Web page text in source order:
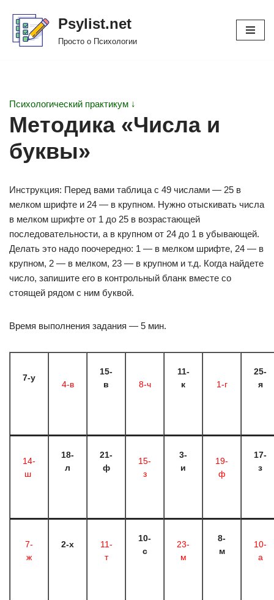
Перейти
Psylist.net
Просто о Психологии
Психологический практикум ↓
Методика «Числа и
буквы»
Инструкция: Перед вами таблица с 49 числами — 25 в
мелком шрифте и 24 — в крупном. Нужно отыскивать числа
в мелком шрифте от 1 до 25 в возрастающей
последовательности, а в крупном от 24 до 1 в убывающей.
Делать это надо поочередно: 1 — в мелком шрифте, 24 — в
крупном, 2 — в мелком, 23 — в крупном и т.д. Когда найдете
число, запишите его в контрольный бланк вместе со
стоящей рядом с ним буквой.
Время выполнения задания — 5 мин.
7-у
4-в
15-
в
8-ч
11-
к
1-г
25-
я
14-
ш
18-
л
21-
ф
15-
з
3-
и
19-
ф
17-
з
7-
ж
2-х
11-
т
10-
с
23-
м
8-
м
10-
a